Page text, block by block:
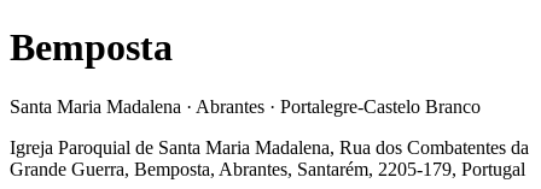
Bemposta
Santa Maria Madalena · Abrantes · Portalegre-Castelo Branco
Igreja Paroquial de Santa Maria Madalena, Rua dos Combatentes da
Grande Guerra, Bemposta, Abrantes, Santarém, 2205-179, Portugal